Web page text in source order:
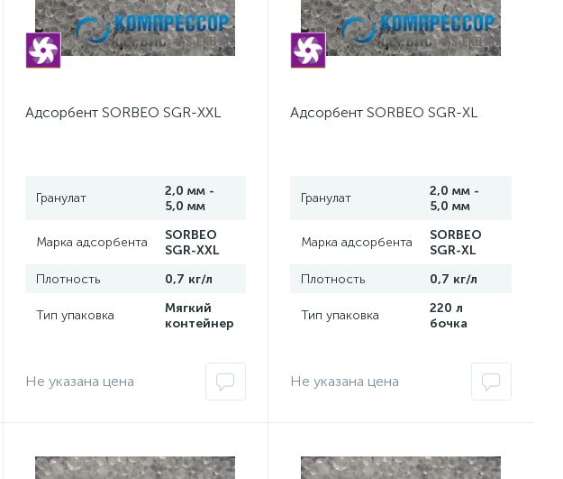
Адсорбент SORBEO SGR-XXL
Гранулат
2,0 мм -
5,0 мм
Марка адсорбента
SORBEO
SGR-XXL
Плотность
0,7 кг/л
Тип упаковка
Мягкий
контейнер
Не указана цена
Адсорбент SORBEO SGR-XL
Гранулат
2,0 мм -
5,0 мм
Марка адсорбента
SORBEO
SGR-XL
Плотность
0,7 кг/л
Тип упаковка
220 л
бочка
Не указана цена